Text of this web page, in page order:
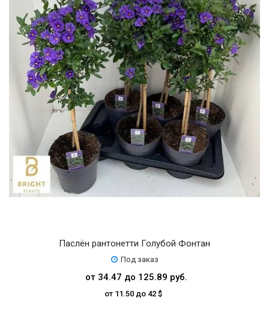
ЗАБЫЛИ
ПАРОЛЬ?
Паслён рантонетти Голубой Фонтан
Под заказ
от 34.47 до 125.89 руб.
от 11.50 до 42 $